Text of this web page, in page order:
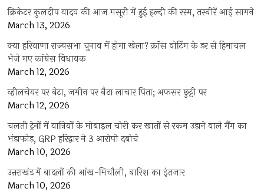
क्रिकेटर कुलदीप यादव की आज मसूरी में हुई हल्दी की रस्म, तस्वीरें आई सामने
March 13, 2026
क्या हरियाणा राज्यसभा चुनाव में होगा खेला? क्रॉस वोटिंग के डर से हिमाचल
भेजे गए कांग्रेस विधायक
March 12, 2026
व्हीलचेयर पर बेटा, जमीन पर बैठा लाचार पिता; अफसर छुट्टी पर
March 12, 2026
चलती ट्रेनों में यात्रियों के मोबाइल चोरी कर खातों से रकम उड़ाने वाले गैंग का
भंडाफोड़, GRP हरिद्वार ने 3 आरोपी दबोचे
March 10, 2026
उत्तराखंड में बादलों की आंख-मिचौली, बारिश का इंतजार
March 10, 2026